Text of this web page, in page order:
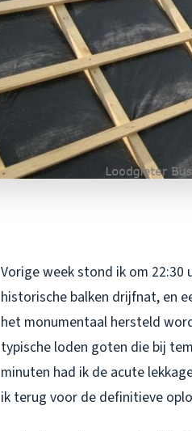
Vorige week stond ik om 22:30
historische balken drijfnat, en
het monumentaal hersteld
typische loden goten die bij
minuten had ik de acute
ik terug voor de definitieve